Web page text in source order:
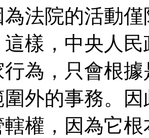
為法院的活動
樣，中央人
為，只會根
圍外的事務。
轄權，因為它